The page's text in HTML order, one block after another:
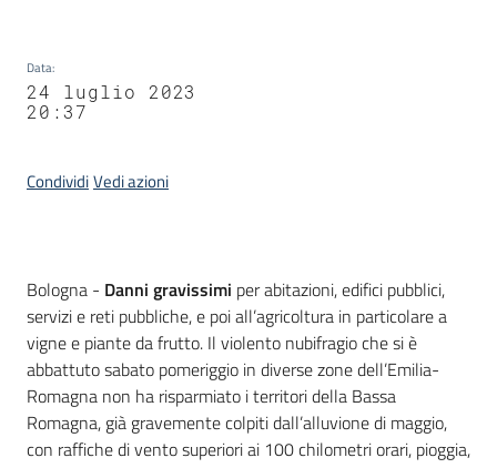
Data:
24 luglio 2023
20:37
CondividiVedi azioni
Contenuto
Bologna - Danni gravissimi per abitazioni, edifici pubblici,
servizi e reti pubbliche, e poi all’agricoltura in particolare a
vigne e piante da frutto. Il violento nubifragio che si è
abbattuto sabato pomeriggio in diverse zone dell’Emilia-
Romagna non ha risparmiato i territori della Bassa
Romagna, già gravemente colpiti dall’alluvione di maggio,
con raffiche di vento superiori ai 100 chilometri orari, pioggia,